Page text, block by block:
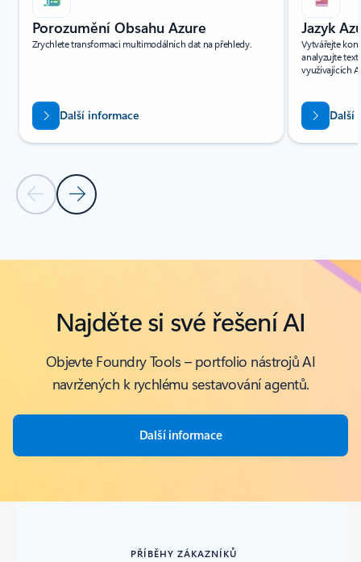
Předchozí snímek
Další snímek
Porozumění Obsahu Azure
Zrychlete transformaci multimodálních dat na přehledy.
Další informace
Jazyk
Vytvářejte
analyzujte
využívajících
Další
Zpět na Služby – karta Vše
Najděte si své řešení AI
Objevte Foundry Tools – portfolio nástrojů AI
navržených k rychlému sestavování agentů.
Další informace
PŘÍBĚHY ZÁKAZNÍKŮ